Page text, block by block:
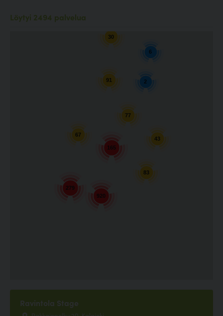
Löytyi 2494 palvelua
920
165
67
91
77
83
43
6
279
30
2
Ravintola Stage